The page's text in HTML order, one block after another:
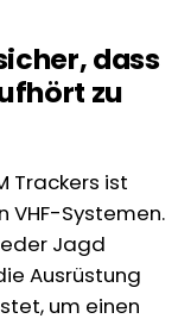
dass
zu
Trackers ist
VHF-Systemen.
Jagd
Ausrüstung
um einen